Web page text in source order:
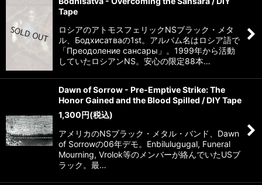
Tape
ロシアのアトモスフェリックNSブラック・メタ
ル、Бодхисатваの1st。アルバム名はロシア語で
「Преодоление сансары」。1999年から活動
していたロシアンNS。安心の限定88本…
Dawn of Sorrow - Pre-Emptive Strike: The
Honor Gained and the Blood Spilled / DIY Tape
1,300円(税込)
アメリカのNSブラック・メタル・バンド、Dawn
of Sorrowの06年デモ。Enbilulugugal, Funeral
Mourning, Vrolok等のメンバーが絡んでいたUSブ
ラック。最…